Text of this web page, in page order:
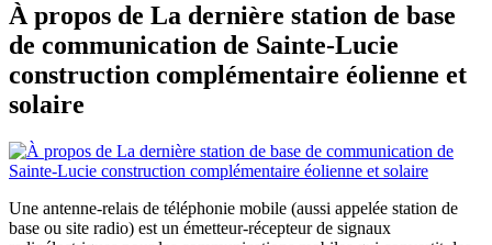
À propos de La dernière station de base
de communication de Sainte-Lucie
construction complémentaire éolienne et
solaire
Une antenne-relais de téléphonie mobile (aussi appelée station de
base ou site radio) est un émetteur-récepteur de signaux